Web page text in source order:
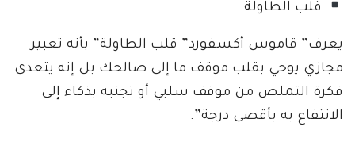
قلب الطاولة
يعرف” قاموس أكسفورد” قلب الطاولة” بأنه تعبير
مجازي يوحي بقلب موقف ما إلى صالحك بل إنه يتعدى
فكرة التملص من موقف سلبي أو تجنبه بذكاء إلى
الانتفاع به بأقصى درجة”.